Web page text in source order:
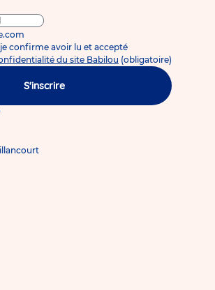
confirme avoir lu et accepté
du site Babilou (obligatoire)
S'inscrire